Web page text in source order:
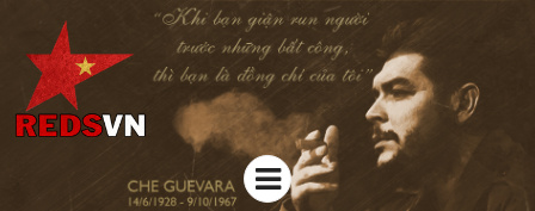
Kênh chia sẻ tri thức cộng đồng
Menu